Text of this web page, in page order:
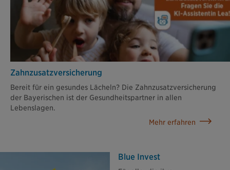
Zahn­zusatz­versicherung
Bereit für ein gesundes Lächeln? Die Zahnzusatzversicherung
der Bayerischen ist der Gesundheitspartner in allen
Lebenslagen.
Mehr erfahren
Blue Invest